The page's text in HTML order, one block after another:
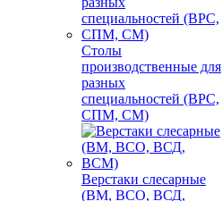
Столы
производственные для
разных
специальностей (ВРС,
СПМ, СМ)
Верстаки слесарные
(ВМ, ВСО, ВСД,